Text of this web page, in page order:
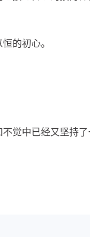
的初心。
觉中已经又坚持